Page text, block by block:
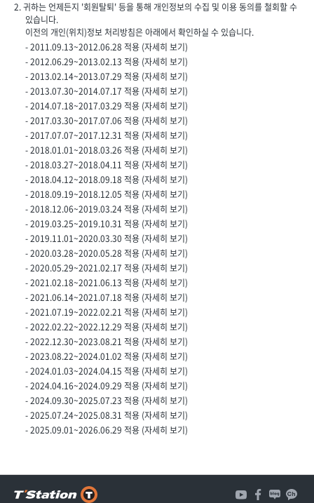
2. 귀하는 언제든지 '회원탈퇴' 등을 통해 개인정보의 수집 및 이용 동의를 철회할 수
있습니다.
이전의 개인(위치)정보 처리방침은 아래에서 확인하실 수 있습니다.
- 2011.09.13~2012.06.28 적용 (자세히 보기)
- 2012.06.29~2013.02.13 적용 (자세히 보기)
- 2013.02.14~2013.07.29 적용 (자세히 보기)
- 2013.07.30~2014.07.17 적용 (자세히 보기)
- 2014.07.18~2017.03.29 적용 (자세히 보기)
- 2017.03.30~2017.07.06 적용 (자세히 보기)
- 2017.07.07~2017.12.31 적용 (자세히 보기)
- 2018.01.01~2018.03.26 적용 (자세히 보기)
- 2018.03.27~2018.04.11 적용 (자세히 보기)
- 2018.04.12~2018.09.18 적용 (자세히 보기)
- 2018.09.19~2018.12.05 적용 (자세히 보기)
- 2018.12.06~2019.03.24 적용 (자세히 보기)
- 2019.03.25~2019.10.31 적용 (자세히 보기)
- 2019.11.01~2020.03.30 적용 (자세히 보기)
- 2020.03.28~2020.05.28 적용 (자세히 보기)
- 2020.05.29~2021.02.17 적용 (자세히 보기)
- 2021.02.18~2021.06.13 적용 (자세히 보기)
- 2021.06.14~2021.07.18 적용 (자세히 보기)
- 2021.07.19~2022.02.21 적용 (자세히 보기)
- 2022.02.22~2022.12.29 적용 (자세히 보기)
- 2022.12.30~2023.08.21 적용 (자세히 보기)
- 2023.08.22~2024.01.02 적용 (자세히 보기)
- 2024.01.03~2024.04.15 적용 (자세히 보기)
- 2024.04.16~2024.09.29 적용 (자세히 보기)
- 2024.09.30~2025.07.23 적용 (자세히 보기)
- 2025.07.24~2025.08.31 적용 (자세히 보기)
- 2025.09.01~2026.06.29 적용 (자세히 보기)